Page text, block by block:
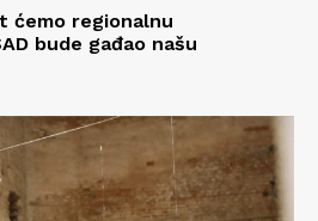
ćemo regionalnu
bude gađao našu